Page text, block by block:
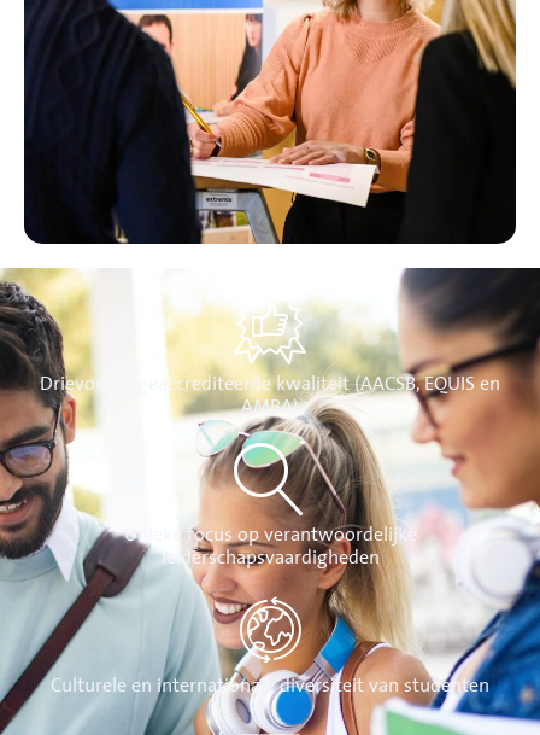
Drievoudig geaccrediteerde kwaliteit (AACSB, EQUIS en
AMBA)
Unieke focus op verantwoordelijke
leiderschapsvaardigheden
Culturele en internationale diversiteit van studenten